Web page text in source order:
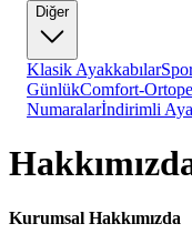
Diğer
Klasik Ayakkabılar
GünlükComfort-
Numaralarİndirimli
Kurumsal Hakkımızda